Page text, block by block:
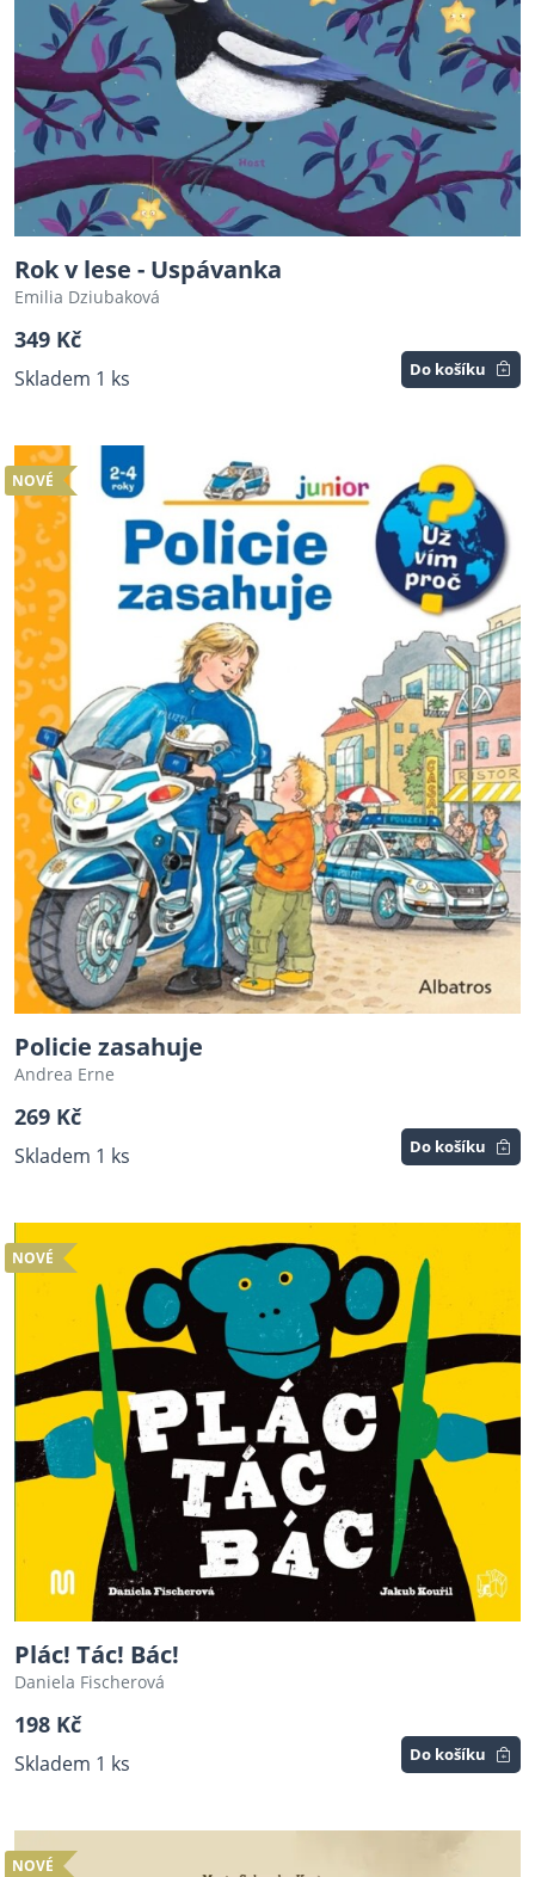
Rok v lese - Uspávanka
Emilia Dziubaková
349 Kč
Skladem 1 ks Do košíku
NOVÉ
Policie zasahuje
Andrea Erne
269 Kč
Skladem 1 ks Do košíku
NOVÉ
Plác! Tác! Bác!
Daniela Fischerová
198 Kč
Skladem 1 ks Do košíku
NOVÉ